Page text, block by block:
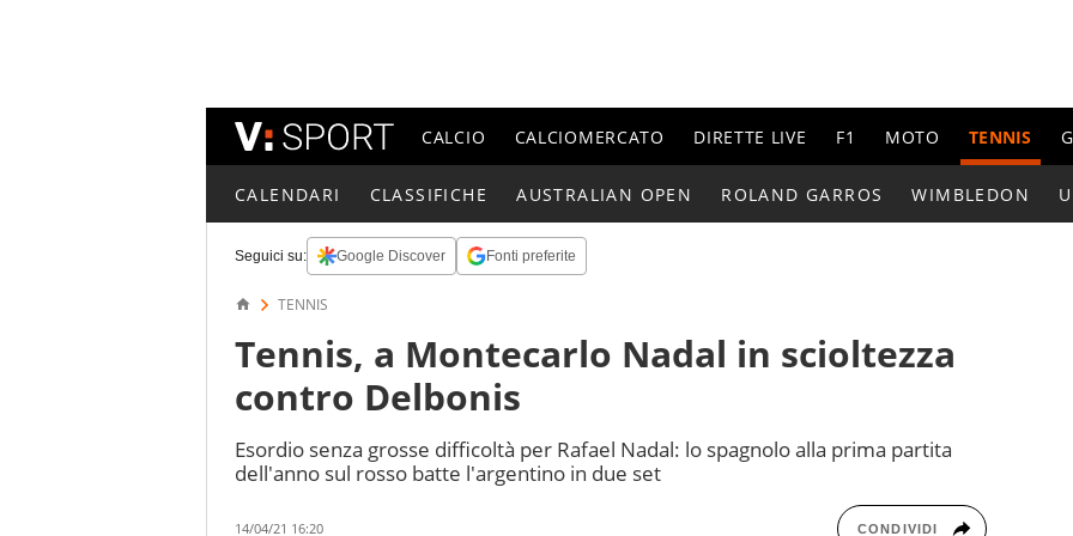
CALCIO CALCIOMERCATO DIRETTE LIVE F1 MOTO TENNIS
CALENDARI CLASSIFICHE AUSTRALIAN OPEN ROLAND GARROS WIMBLEDON
Seguici su: Google Discover Fonti preferite
TENNIS
Tennis, a Montecarlo Nadal in scioltezza
contro Delbonis
Esordio senza grosse difficoltà per Rafael Nadal: lo spagnolo alla prima partita
dell'anno sul rosso batte l'argentino in due set
14/04/21 16:20 CONDIVIDI